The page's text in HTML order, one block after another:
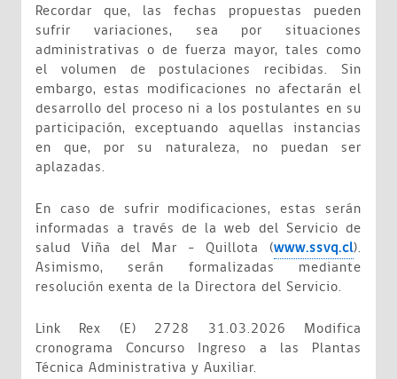
Recordar que, las fechas propuestas pueden
sufrir variaciones, sea por situaciones
administrativas o de fuerza mayor, tales como
el volumen de postulaciones recibidas. Sin
embargo, estas modificaciones no afectarán el
desarrollo del proceso ni a los postulantes en su
participación, exceptuando aquellas instancias
en que, por su naturaleza, no puedan ser
aplazadas.
En caso de sufrir modificaciones, estas serán
informadas a través de la web del Servicio de
salud Viña del Mar – Quillota (www.ssvq.cl).
Asimismo, serán formalizadas mediante
resolución exenta de la Directora del Servicio.
Link Rex (E) 2728 31.03.2026 Modifica
cronograma Concurso Ingreso a las Plantas
Técnica Administrativa y Auxiliar.